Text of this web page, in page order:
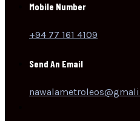
Mobile Number
+94 77 161 4109
Send An Email